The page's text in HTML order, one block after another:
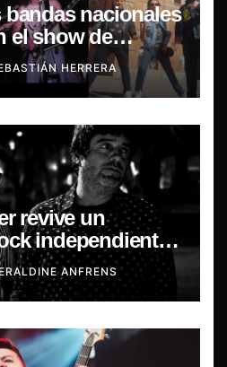
bandas nacionales
el show de
HERRERA
revive un
independiente
de
ANFRENS